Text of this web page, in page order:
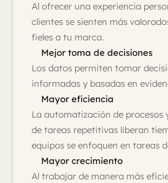
Al ofrecer una experiencia
clientes se sienten más
fieles a tu marca.
Mejor toma de decisiones
Los datos permiten tomar
informadas y basadas en
Mayor eficiencia
La automatización de procesos
de tareas repetitivas liberan
equipos se enfoquen en tareas
Mayor crecimiento
Al trabajar de manera más